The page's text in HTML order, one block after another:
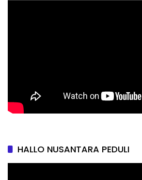
HALLO NUSANTARA PEDULI